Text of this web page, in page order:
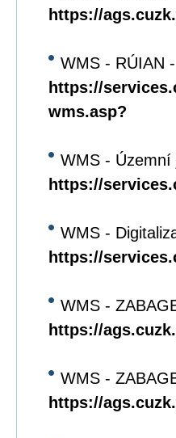
https://
WMS - RÚIAN
https://
wms.asp?
WMS - Územní
https://
WMS -
https://
WMS -
https://
WMS -
https://